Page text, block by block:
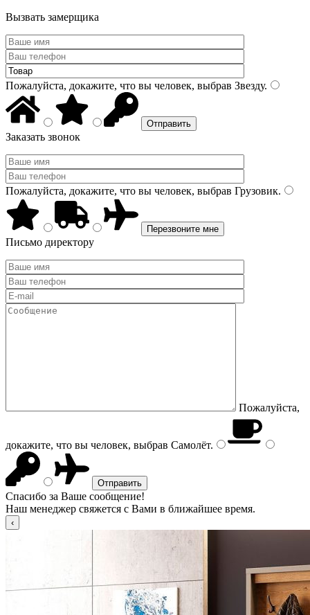
Вызвать замерщика
Пожалуйста, докажите, что вы человек, выбрав Звезду.
Заказать звонок
Пожалуйста, докажите, что вы человек, выбрав Грузовик.
Письмо директору
Пожалуйста,
докажите, что вы человек, выбрав Самолёт.
Спасибо за Ваше сообщение!
Наш менеджер свяжется с Вами в ближайшее время.